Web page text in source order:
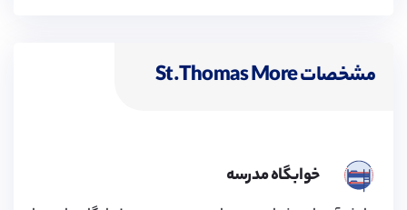
مشخصات St.Thomas More
خوابگاه مدرسه